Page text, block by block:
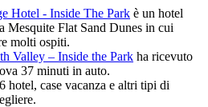
Hotel - Inside The Park è un hotel
Mesquite Flat Sand Dunes in cui
molti ospiti.
Valley – Inside the Park ha ricevuto
37 minuti in auto.
hotel, case vacanza e altri tipi di